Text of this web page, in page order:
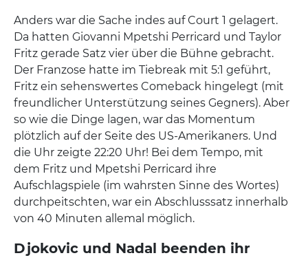
Anders war die Sache indes auf Court 1 gelagert.
Da hatten Giovanni Mpetshi Perricard und Taylor
Fritz gerade Satz vier über die Bühne gebracht.
Der Franzose hatte im Tiebreak mit 5:1 geführt,
Fritz ein sehenswertes Comeback hingelegt (mit
freundlicher Unterstützung seines Gegners). Aber
so wie die Dinge lagen, war das Momentum
plötzlich auf der Seite des US-Amerikaners. Und
die Uhr zeigte 22:20 Uhr! Bei dem Tempo, mit
dem Fritz und Mpetshi Perricard ihre
Aufschlagspiele (im wahrsten Sinne des Wortes)
durchpeitschten, war ein Abschlusssatz innerhalb
von 40 Minuten allemal möglich.
Djokovic und Nadal beenden ihr